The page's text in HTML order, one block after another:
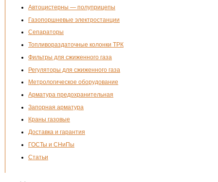
Автоцистерны — полуприцепы
Газопоршневые электростанции
Сепараторы
Топливораздаточные колонки ТРК
Фильтры для сжиженного газа
Регуляторы для сжиженного газа
Метрологическое оборудование
Арматура предохранительная
Запорная арматура
Краны газовые
Доставка и гарантия
ГОСТы и СНиПы
Статьи